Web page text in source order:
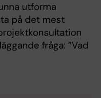
utforma
på det mest
fråga: ”Vad